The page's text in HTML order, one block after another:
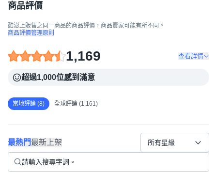
商品評價
酷澎上販售之同一商品的商品評價，商品賣家可能有所不同。
商品評價管理原則
1,169 查看詳情
超過1,000位感到滿意
當地評論 (8) 全球評論 (1,161)
最熱門最新上架 所有星級